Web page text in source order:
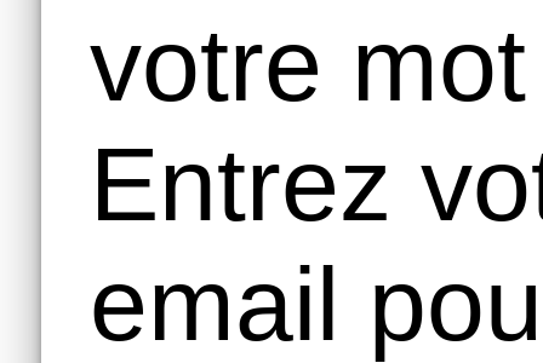
votre
Entrez
email